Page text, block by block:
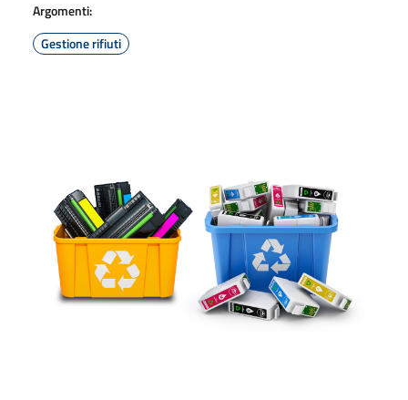
Argomenti:
Gestione rifiuti